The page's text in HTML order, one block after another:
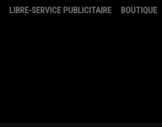
LIBRE-SERVICE PUBLICITAIRE BOUTIQUE